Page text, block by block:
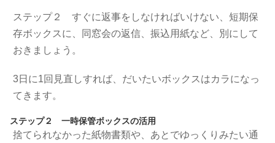
ステップ２ すぐに返事をしなければいけない、短期保
存ボックスに、同窓会の返信、振込用紙など、別にして
おきましょう。
3日に1回見直しすれば、だいたいボックスはカラになっ
てきます。
ステップ２ 一時保管ボックスの活用
捨てられなかった紙物書類や、あとでゆっくりみたい通